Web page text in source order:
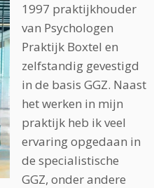
1997 praktijkhouder
van Psychologen
Praktijk Boxtel en
zelfstandig gevestigd
in de basis GGZ. Naast
het werken in mijn
praktijk heb ik veel
ervaring opgedaan in
de specialistische
GGZ, onder andere